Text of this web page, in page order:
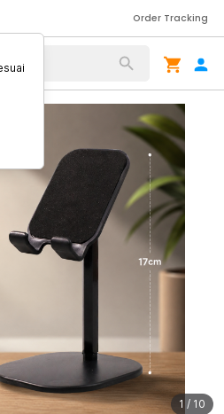
Order Tracking
1 / 10